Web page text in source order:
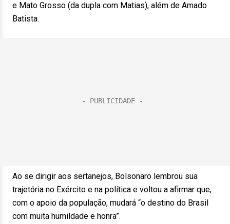
e Mato Grosso (da dupla com Matias), além de Amado
Batista.
Ao se dirigir aos sertanejos, Bolsonaro lembrou sua
trajetória no Exército e na política e voltou a afirmar que,
com o apoio da população, mudará “o destino do Brasil
com muita humildade e honra”.